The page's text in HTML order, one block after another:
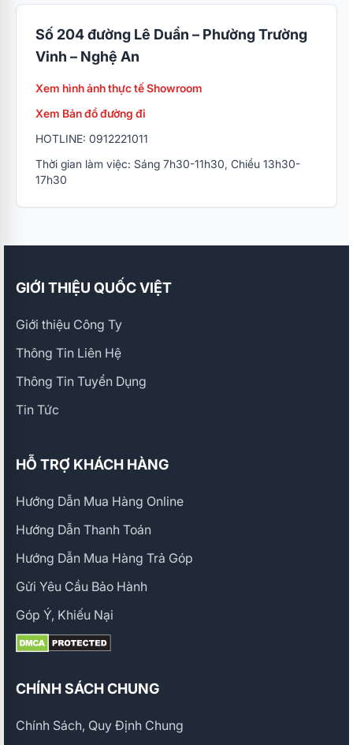
Số 204 đường Lê Duẩn – Phường Trường
Vinh – Nghệ An
Xem hình ảnh thực tế Showroom
Xem Bản đồ đường đi
HOTLINE: 0912221011
Thời gian làm việc: Sáng 7h30-11h30, Chiều 13h30-
17h30
GIỚI THIỆU QUỐC VIỆT
Giới thiệu Công Ty
Thông Tin Liên Hệ
Thông Tin Tuyển Dụng
Tin Tức
HỖ TRỢ KHÁCH HÀNG
Hướng Dẫn Mua Hàng Online
Hướng Dẫn Thanh Toán
Hướng Dẫn Mua Hàng Trả Góp
Gửi Yêu Cầu Bảo Hành
Góp Ý, Khiếu Nại
CHÍNH SÁCH CHUNG
Chính Sách, Quy Định Chung